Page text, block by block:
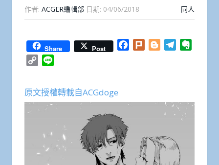
作者: ACGER編輯部 日期: 04/06/2018 同人
Share Post Facebook
Plurk BloggerTelegram
Copy
原文授權轉載自ACGdoge